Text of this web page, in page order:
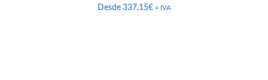
Desde337,15€ + IVA